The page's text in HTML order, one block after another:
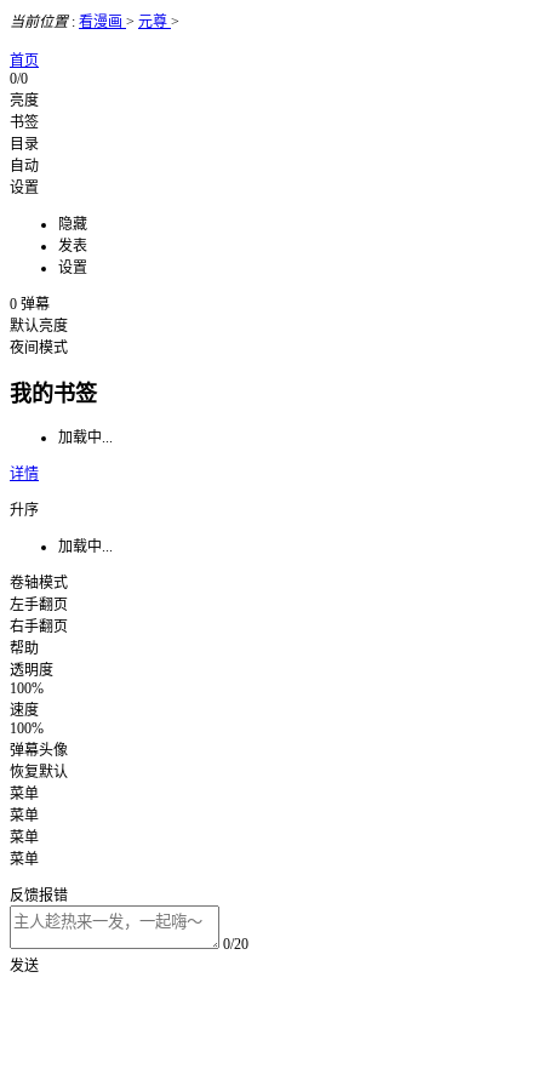
当前位置: 看漫画 > 元尊 >
首页
0/0
亮度
书签
目录
自动
设置
隐藏
发表
设置
0 弹幕
默认亮度
夜间模式
我的书签
加载中...
详情
升序
加载中...
卷轴模式
左手翻页
右手翻页
帮助
透明度
100%
速度
100%
弹幕头像
恢复默认
菜单
菜单
菜单
菜单
反馈报错
0/20
发送